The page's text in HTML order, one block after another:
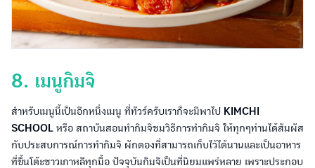
8. เมนูกิมจิ
สำหรับเมนูนี้เป็นอีกหนึ่งเมนู ที่ทัวร์ครับเราก็จะมีพาไป KIMCHI
SCHOOL หรือ สถาบันสอนทำกิมจิชมวิธีการทำกิมจิ ให้ทุกๆท่านได้สัมผัส
กับประสบการณ์การทำกิมจิ ผักดองที่สามารถเก็บไว้ได้นานและเป็นอาหาร
ที่ขึ้นโต๊ะชาวเกาหลีทุกมื้อ ปัจจุบันกิมจิเป็นที่นิยมแพร่หลาย เพราะประกอบ